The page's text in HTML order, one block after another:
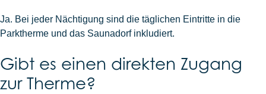
Ja. Bei jeder Nächtigung sind die täglichen Eintritte in die
Parktherme und das Saunadorf inkludiert.
Gibt es einen direkten Zugang
zur Therme?